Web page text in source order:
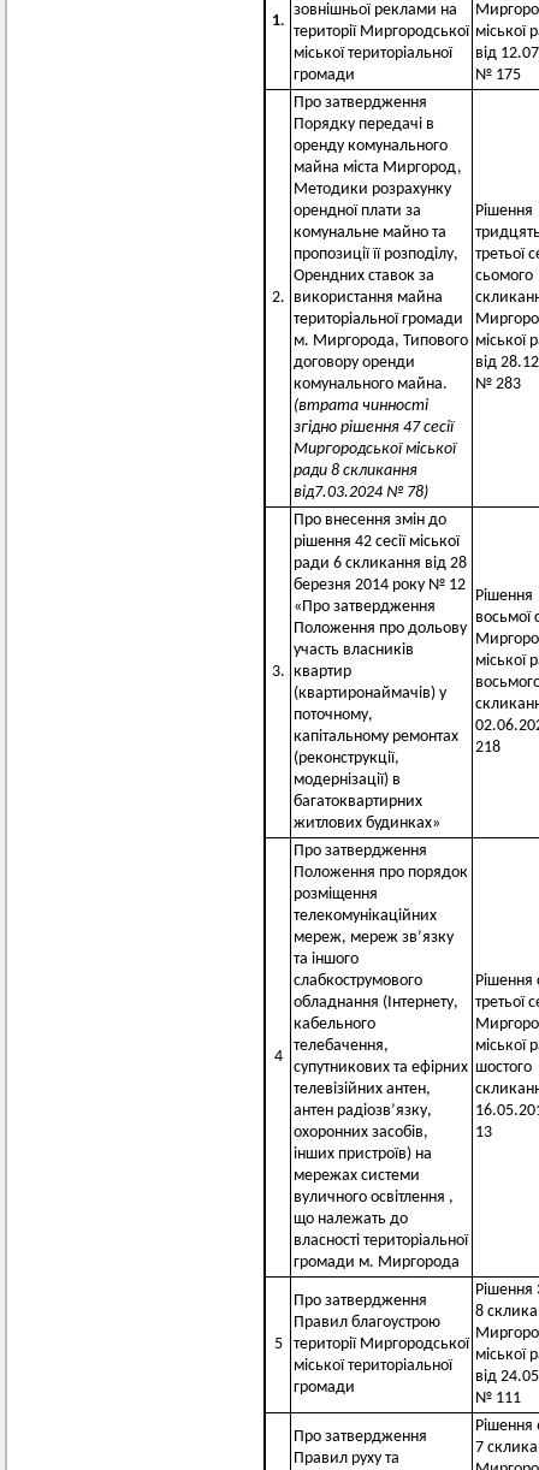
1.
зовнішньої реклами на
території Миргородської
міської територіальної
громади
міської
від
№ 175
2.
Про затвердження
Порядку передачі в
оренду комунального
майна міста Миргород,
Методики розрахунку
орендної плати за
комунальне майно та
пропозиції її розподілу,
Орендних ставок за
використання майна
територіальної громади
м. Миргорода, Типового
договору оренди
комунального майна.
(втрата чинності
згідно рішення 47 сесії
Миргородської міської
ради 8 скликання
від7.03.2024 № 78)
Рішення
третьої
сьомого
міської
від
№ 283
3.
Про внесення змін до
рішення 42 сесії міської
ради 6 скликання від 28
березня 2014 року № 12
«Про затвердження
Положення про дольову
участь власників
квартир
(квартиронаймачів) у
поточному,
капітальному ремонтах
(реконструкції,
модернізації) в
багатоквартирних
житлових будинках»
Рішення
восьмої
міської
218
4
Про затвердження
Положення про порядок
розміщення
телекомунікаційних
мереж, мереж зв’язку
та іншого
слабкострумового
обладнання (Інтернету,
кабельного
телебачення,
супутникових та ефірних
телевізійних антен,
антен радіозв’язку,
охоронних засобів,
інших пристроїв) на
мережах системи
вуличного освітлення ,
що належать до
власності територіальної
громади м. Миргорода
Рішення
третьої
міської
шостого
13
5
Про затвердження
Правил благоустрою
території Миргородської
міської територіальної
громади
Рішення
8
міської
від
№ 111
Про затвердження
Правил руху та
Рішення
7